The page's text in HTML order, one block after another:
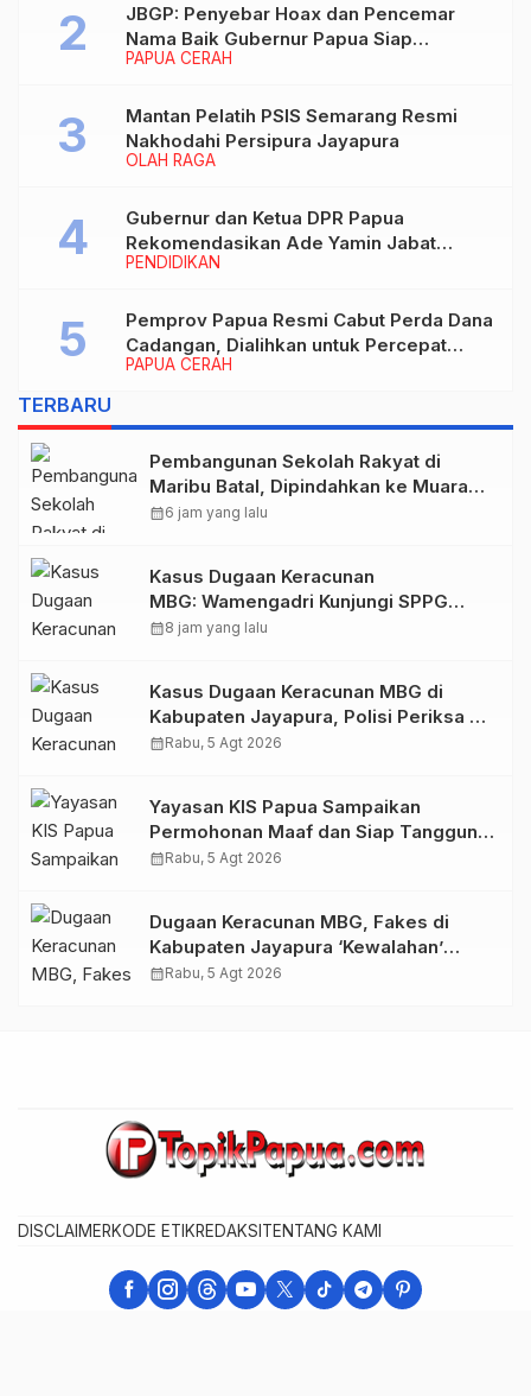
PAPUA CERAH
JBGP: Penyebar Hoax dan Pencemar
Nama Baik Gubernur Papua Siap
Berhadapan dengan Hukum!
OLAH RAGA
Mantan Pelatih PSIS Semarang Resmi
Nakhodahi Persipura Jayapura
PENDIDIKAN
Gubernur dan Ketua DPR Papua
Rekomendasikan Ade Yamin Jabat
Rektor IAIN Fattahul Muluk Papua
PAPUA CERAH
Pemprov Papua Resmi Cabut Perda Dana
Cadangan, Dialihkan untuk Percepat
Pembangunan dan Layanan Publik
TERBARU
Pembangunan Sekolah Rakyat di
Maribu Batal, Dipindahkan ke Muara
Tami, Ini Sebabnya
calendar_month6 jam yang lalu
Kasus Dugaan Keracunan
MBG: Wamengadri Kunjungi SPPG
Yayasan KIS Papua, Ini yang
calendar_month8 jam yang lalu
Kasus Dugaan Keracunan MBG di
Kabupaten Jayapura, Polisi Periksa 30
Orang Saksi
calendar_monthRabu, 5 Agt 2026
Yayasan KIS Papua Sampaikan
Permohonan Maaf dan Siap Tanggung
Biaya Korban Dugaan Keracunan MBG
calendar_monthRabu, 5 Agt 2026
Dugaan Keracunan MBG, Fakes di
Kabupaten Jayapura ‘Kewalahan’
Layani Ratusan Korban
calendar_monthRabu, 5 Agt 2026
DISCLAIMERKODE ETIKREDAKSI TENTANG KAMI